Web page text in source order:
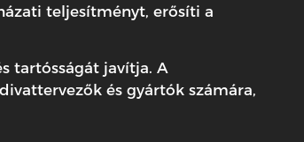
teljesítményt, erősíti a
tartósságát javítja. A
és gyártók számára,